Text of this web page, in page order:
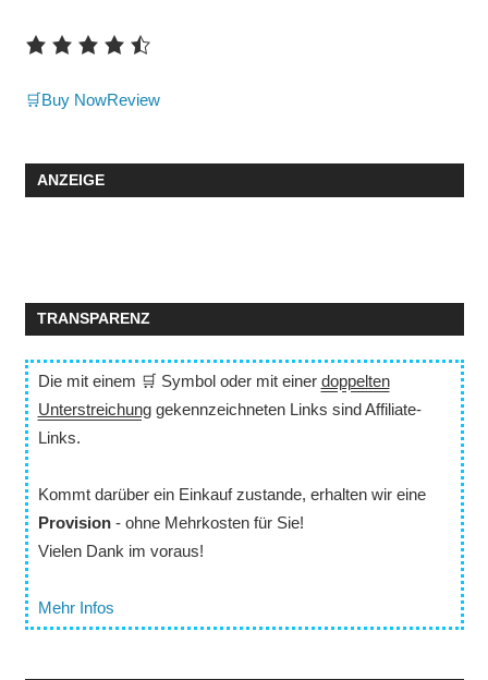
🛒Buy NowReview
ANZEIGE
TRANSPARENZ
Die mit einem 🛒 Symbol oder mit einer doppelten
Unterstreichunggekennzeichneten Links sind Affiliate-
Links.
Kommt darüber ein Einkauf zustande, erhalten wir eine
Provision- ohne Mehrkosten für Sie!
Vielen Dank im voraus!
Mehr Infos